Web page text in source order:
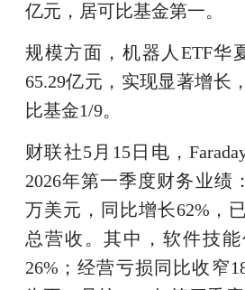
亿元，居可比基金第一。
规模方面，机器人ETF华
65.29亿元，实现显著增长
比基金1/9。
财联社5月15日电，
2026年第一季度财务业绩
万美元，同比增长62%，
总营收。其中，软件技
26%；经营亏损同比收窄